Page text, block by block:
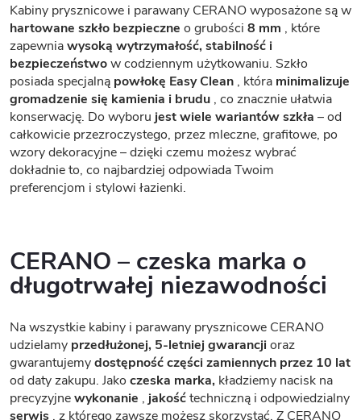
Kabiny prysznicowe i parawany CERANO wyposażone są w
hartowane szkło bezpieczne o grubości 8 mm , które
zapewniawysoką wytrzymałość, stabilność i
bezpieczeństwow codziennym użytkowaniu. Szkło
posiada specjalną powłokę Easy Clean , która minimalizuje
gromadzenie się kamienia i brudu , co znacznie ułatwia
konserwację. Do wyboru jest wiele wariantów szkła – od
całkowicie przezroczystego, przez mleczne, grafitowe, po
wzory dekoracyjne – dzięki czemu możesz wybrać
dokładnie to, co najbardziej odpowiada Twoim
preferencjom i stylowi łazienki.
CERANO – czeska marka o
długotrwałej niezawodności
Na wszystkie kabiny i parawany prysznicowe CERANO
udzielamy przedłużonej, 5-letniej gwarancjioraz
gwarantujemydostępność części zamiennych przez 10 lat
od daty zakupu. Jako czeska marka, kładziemy nacisk na
precyzyjnewykonanie , jakośćtechniczną i odpowiedzialny
serwis , z którego zawsze możesz skorzystać. Z CERANO